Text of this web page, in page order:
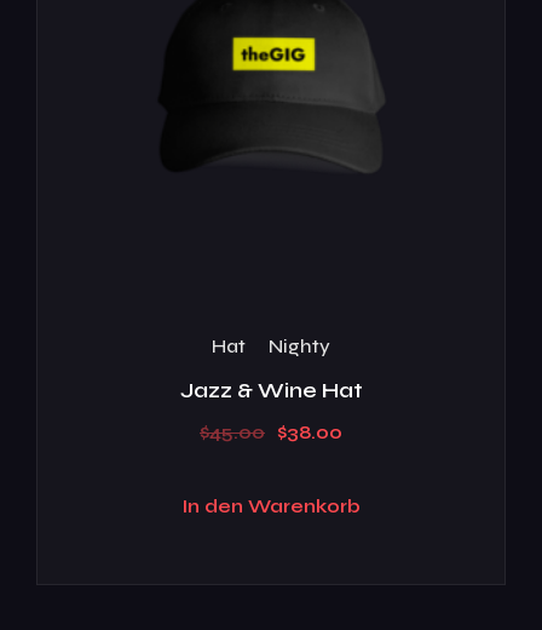
Hat Nighty
Jazz & Wine Hat
$45.00 $38.00
In den Warenkorb